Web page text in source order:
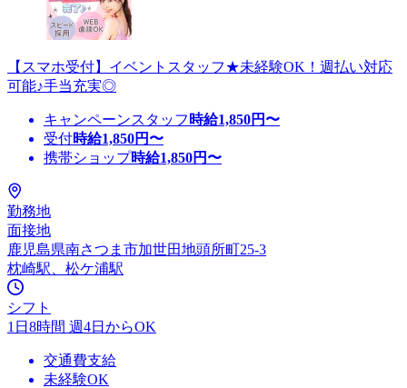
【スマホ受付】イベントスタッフ★未経験OK！週払い対応
可能♪手当充実◎
キャンペーンスタッフ 時給1,850円〜
受付時給1,850円〜
携帯ショップ時給1,850円〜
勤務地
面接地
鹿児島県南さつま市加世田地頭所町25-3
枕崎駅、松ケ浦駅
シフト
1日8時間 週4日からOK
交通費支給
未経験OK